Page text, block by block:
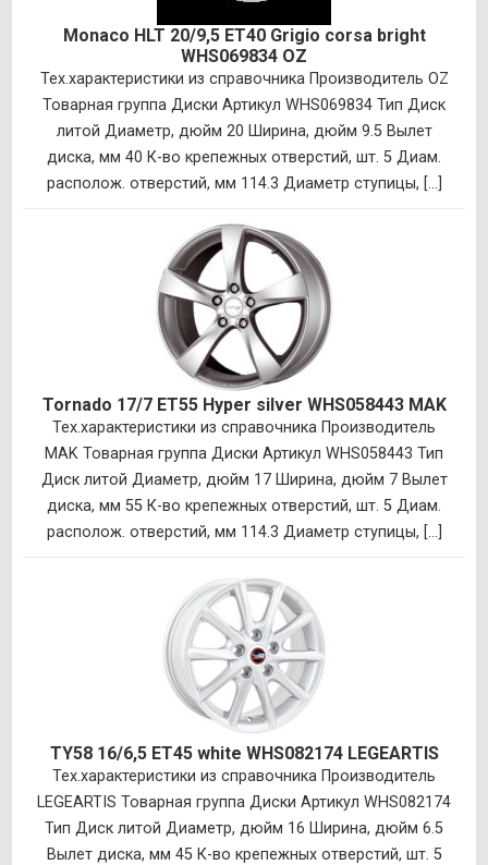
Monaco HLT 20/9,5 ET40 Grigio corsa bright
WHS069834 OZ
Тех.характеристики из справочника Производитель OZ
Товарная группа Диски Артикул WHS069834 Тип Диск
литой Диаметр, дюйм 20 Ширина, дюйм 9.5 Вылет
диска, мм 40 К-во крепежных отверстий, шт. 5 Диам.
располож. отверстий, мм 114.3 Диаметр ступицы, [...]
Tornado 17/7 ET55 Hyper silver WHS058443 MAK
Тех.характеристики из справочника Производитель
MAK Товарная группа Диски Артикул WHS058443 Тип
Диск литой Диаметр, дюйм 17 Ширина, дюйм 7 Вылет
диска, мм 55 К-во крепежных отверстий, шт. 5 Диам.
располож. отверстий, мм 114.3 Диаметр ступицы, [...]
TY58 16/6,5 ET45 white WHS082174 LEGEARTIS
Тех.характеристики из справочника Производитель
LEGEARTIS Товарная группа Диски Артикул WHS082174
Тип Диск литой Диаметр, дюйм 16 Ширина, дюйм 6.5
Вылет диска, мм 45 К-во крепежных отверстий, шт. 5